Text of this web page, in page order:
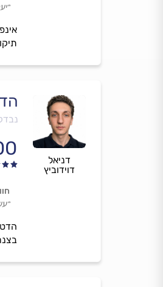
דניאל
דוידוביץ
נבדק